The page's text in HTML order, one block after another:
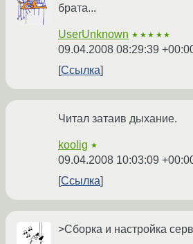
брата...
UserUnknown ★★★★★
09.04.2008 08:29:39
Ссылка
Читал затаив дыхание.
koolig ★
09.04.2008 10:03:09
Ссылка
>Сборка и настройка